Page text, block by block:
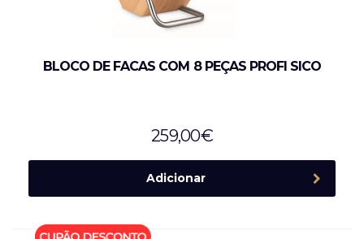
BLOCO DE FACAS COM 8 PEÇAS PROFI SICO
259,00€
Adicionar